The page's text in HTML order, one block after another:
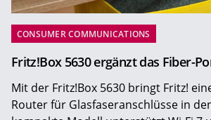
CONSUMER COMMUNICATIONS
Fritz!Box 5630 ergänzt das Fiber-
Mit der Fritz!Box 5630 bringt Fritz!
Router für Glasfaseranschlüsse in